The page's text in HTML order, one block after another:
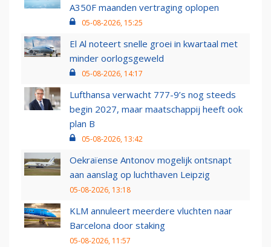
A350F maanden vertraging oplopen
05-08-2026, 15:25
El Al noteert snelle groei in kwartaal met
minder oorlogsgeweld
05-08-2026, 14:17
Lufthansa verwacht 777-9’s nog steeds
begin 2027, maar maatschappij heeft ook
plan B
05-08-2026, 13:42
Oekraïense Antonov mogelijk ontsnapt
aan aanslag op luchthaven Leipzig
05-08-2026, 13:18
KLM annuleert meerdere vluchten naar
Barcelona door staking
05-08-2026, 11:57